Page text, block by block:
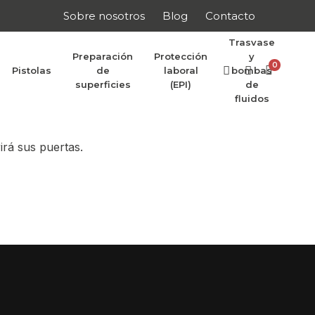
Sobre nosotros Blog Contacto
Pistolas
Preparación
de
superficies
Protección
laboral
(EPI)
Trasvase
y
bombas
de
fluidos
0
anunciar
sus puertas.